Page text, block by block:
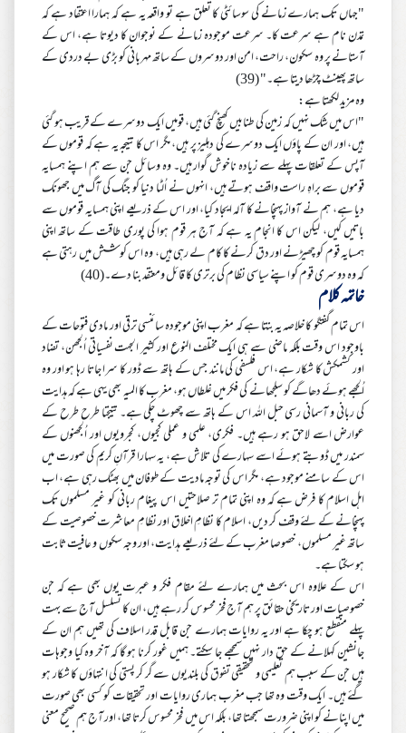
"جہاں تک ہمارے زمانے کی سوسائٹی کا تعلق ہے تو واقعہ یہ ہے کہ ہمارا اعتقاد ہے کہ
تمدن نام ہے سرعت کا۔ سرعت موجودہ زمانے کے نوجوان کا دیوتا ہے، اس کے
آستانے پر وہ سکون، راحت، امن اور دوسروں کے ساتھ مہربانی کو بڑی بے دردی کے
ساتھ پھینٹ چڑھا دیتا ہے۔" (39)
وہ مزید لکھتا ہے:
"اس میں شک نہیں کہ زمین کی طنابیں کھنچ گئی ہیں، قومیں ایک دوسرے کے قریب ہو گئی
ہیں، اور ان کے پاؤں ایک دوسرے کی دہلیز پر ہیں، مگر اس کا نتیجہ یہ ہے کہ قوموں کے
آپس کے تعلقات پہلے سے زیادہ ناخوش گوار ہیں۔ وہ وسائل جن سے ہم اپنے ہمسایہ
قوموں سے براہِ راست واقف ہوتے ہیں، انہوں نے اُلٹا دنیا کو جنگ کی آگ میں جھونک
دیا ہے، ہم نے آواز پہنچانے کا آلہ ایجاد کیا، اور اس کے ذریعے اپنی ہمسایہ قوموں سے
باتیں کیں، لیکن اس کا انجام یہ ہے کہ آج ہر قوم ہوا کی پوری طاقت کے ساتھ اپنی
ہمسایہ قوم کو چھیڑنے اور دق کرنے کا کام لے رہی ہیں، وہ اس کوشش میں رہتی ہے
کہ وہ دوسری قوم کو اپنے سیاسی نظام کی برتری کا قائل ومعتقد بنا دے۔(40)
خاتمہ کلام
اس تمام گفتگو کا خلاصہ یہ بنتا ہے کہ مغرب اپنی موجودہ سائنسی ترقی اور مادی فتوحات کے
باوجود اس وقت بلکہ ماضی سے ہی ایک مختلف النوع اور کثیر الجہت نفسیاتی اُلجھن، تضاد
اور کشمکش کا شکار ہے، اس فلسفی کی مانند جس کے ہاتھ سے ڈور کا سرا جاتا رہا ہو اور وہ
اُلجھے ہوئے دھاگے کو سلجھانے کی فکر میں غلطاں ہو، مغرب کا المیہ بھی یہی ہے کہ ہدایت
کی ربانی و آسمانی رسی حبل اللہ اس کے ہاتھ سے چھوٹ چکی ہے۔ نتیجتا طرح طرح کے
عوارض اسے لاحق ہو رہے ہیں۔ فکری، علمی و عملی کجیوں، کجرویوں اور اُلجھنوں کے
سمندر میں ڈوبتے ہوئے اسے سہارے کی تلاش ہے، یہ سہارا قرآنِ کریم کی صورت میں
اس کے سامنے موجود ہے، مگر اس کی توجہ مادیت کے طوفان میں بھٹک رہی ہے، اب
اہل اسلام کا فرض ہے کہ وہ اپنی تمام تر صلاحتیں اس پیغام ربانی کو غیر مسلموں تک
پہنچانے کے لئے وقف کر دیں، اسلام کا نظامِ اخلاق اور نظامِ معاشرت خصوصیت کے
ساتھ غیر مسلموں، خصوصا مغرب کے لئے ذریعے ہدایت، اور وجہ سکوں و عافیت ثابت
ہو سکتا ہے۔
اس کے علاوہ اس بحث میں ہمارے لئے مقام فکر و عبرت یوں بھی ہے کہ جن
خصوصیات اور تاریخی حقائق پر ہم آج فخر محسوس کر رہے ہیں، ان کا تسلسل آج سے بہت
پہلے منقطع ہو چکا ہے اور یہ روایات ہمارے جن قابل قدر اسلاف کی تھیں ہم ان کے
جانشین کہلانے کے حق دار نہیں سمجھے جا سکتے۔ ہمیں غور کرنا ہو گا کہ آخر وہ کیا وجوہات
ہیں جن کے سبب ہم تعلیمی و تحقیقی تفوق کی بلندیوں سے گر کر پستی کی انتہاؤں کا شکار ہو
گئے ہیں۔ ایک وقت وہ تھا جب مغرب ہماری روایات اور تحقیقات کو کسی بھی صورت
میں اپنانے کو اپنی ضرورت سمجھتا تھا، بلکہ اس میں فخر محسوس کرتا تھا، اور آج ہم صحیح معنی